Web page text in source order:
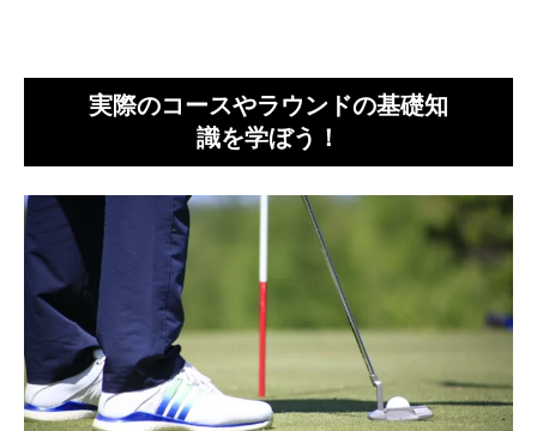
実際のコースやラウンドの基礎知
識を学ぼう！